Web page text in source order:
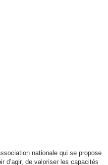
nationale qui se propose
d’agir, de valoriser les capacités